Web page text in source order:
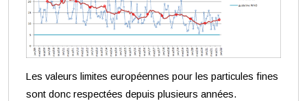
Les valeurs limites européennes pour les particules fines
sont donc respectées depuis plusieurs années.